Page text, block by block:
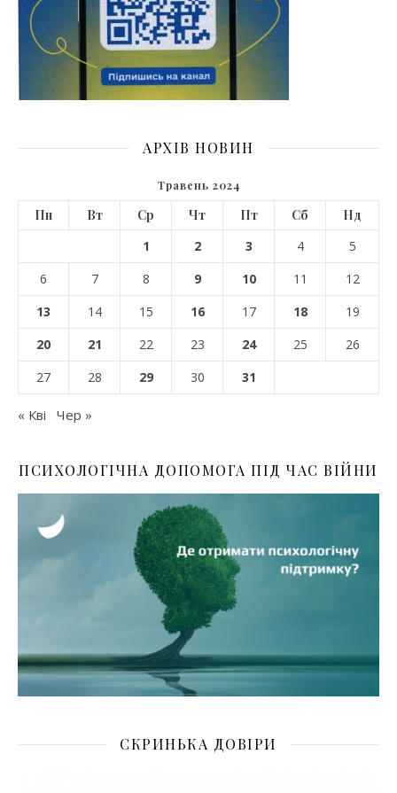
АРХІВ НОВИН
Травень 2024
Пн Вт Ср Чт Пт Сб
Нд
1
2 3 4
5
6
7 8 9 10 11
12
13
14 15 16 17 18
19
20
21 22 23 24 25
26
27
28 29 30 31
« Кві Чер »
ПСИХОЛОГІЧНА ДОПОМОГА ПІД ЧАС ВІЙНИ
СКРИНЬКА ДОВІРИ